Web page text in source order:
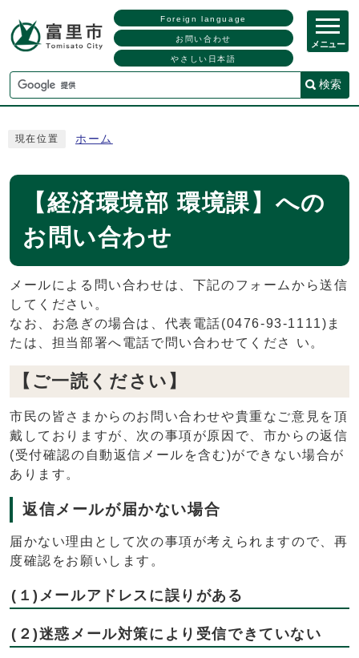
Foreign language
お問い合わせ
やさしい日本語
検索
メニュー
現在位置 ホーム
【経済環境部 環境課】への
お問い合わせ
メールによる問い合わせは、下記のフォームから送信
してください。
なお、お急ぎの場合は、代表電話(0476-93-1111)ま
たは、担当部署へ電話で問い合わせてくださ い。
【ご一読ください】
市民の皆さまからのお問い合わせや貴重なご意見を頂
戴しておりますが、次の事項が原因で、市からの返信
(受付確認の自動返信メールを含む)ができない場合が
あります。
返信メールが届かない場合
届かない理由として次の事項が考えられますので、再
度確認をお願いします。
(１)メールアドレスに誤りがある
(２)迷惑メール対策により受信できていない